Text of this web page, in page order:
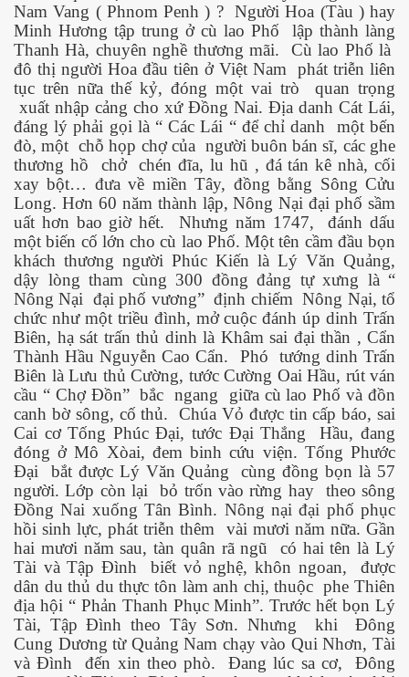
Nam Vang ( Phnom Penh ) ? Người Hoa (Tàu ) hay
Minh Hương tập trung ở cù lao Phố
lập thành làng
Thanh Hà, chuyên nghề thương mãi.
Cù lao Phố là
đô thị người Hoa đầu tiên ở Việt Nam phát triễn liên
tục trên nữa thế kỷ, đóng một vai trò
quan trọng
xuất nhập cảng cho xứ Đồng Nai. Địa danh Cát Lái,
đáng lý phải gọi là “ Các Lái “ để chỉ danh
một bến
đò, một chỗ họp chợ của người buôn bán sĩ, các ghe
thương hồ
chở
chén đĩa, lu hũ , đá tán kê nhà, cối
xay bột… đưa về miền Tây, đồng bằng Sông Cửu
Long. Hơn 60 năm thành lập, Nông Nại đại phố sầm
uất hơn bao giờ hết.
Nhưng năm 1747,
đánh dấu
một biến cố lớn cho cù lao Phố. Một tên cầm đầu bọn
khách thương người Phúc Kiến là Lý Văn Quảng,
dậy lòng tham cùng 300 đồng đảng tự xưng là “
Nông Nại đại phố vương” định chiếm Nông Nại, tổ
chức như một triều đình, mở cuộc đánh úp dinh Trấn
Biên, hạ sát trấn thủ dinh là Khâm sai đại thần , Cẩn
Thành Hầu Nguyễn Cao Cẩn.
Phó
tướng dinh Trấn
Biên là Lưu thủ Cường, tước Cường Oai Hầu, rút ván
cầu “ Chợ Đồn” bắc ngang
giữa cù lao Phố và đồn
canh bờ sông, cố thủ.
Chúa Vỏ được tin cấp báo, sai
Cai cơ Tống Phúc Đại, tước Đại Thắng
Hầu, đang
đóng ở Mô Xòai, đem binh cứu viện. Tống Phước
Đại
bắt được Lý Văn Quảng
cùng đồng bọn là 57
người. Lớp còn lại
bỏ trốn vào rừng hay
theo sông
Đồng Nai xuống Tân Bình. Nông nại đại phố phục
hồi sinh lực, phát triễn thêm
vài mươi năm nữa. Gần
hai mươi năm sau, tàn quân rã ngũ
có hai tên là Lý
Tài và Tập Đình
biết vỏ nghệ, khôn ngoan,
được
dân du thủ du thực tôn làm anh chị, thuộc phe Thiên
địa hội “ Phản Thanh Phục Minh”. Trước hết bọn Lý
Tài, Tập Đình theo Tây Sơn. Nhưng
khi
Đông
Cung Dương từ Quảng Nam chạy vào Qui Nhơn, Tài
và Đình
đến xin theo phò. Đang lúc sa cơ,
Đông
Listeria
làm gì?
ngọt
ở Hoa Kỳ năm 2015